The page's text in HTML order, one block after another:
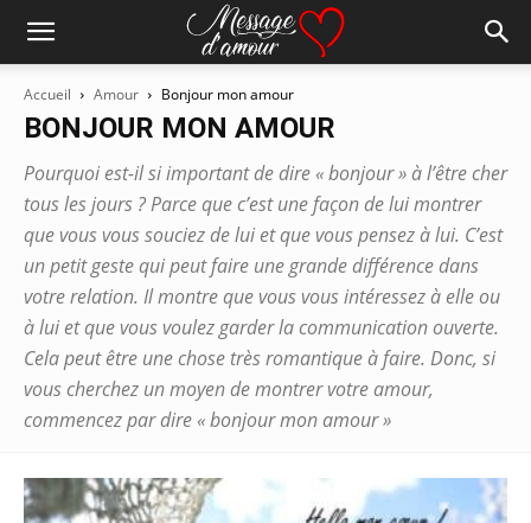
Accueil Amour Bonjour mon amour
BONJOUR MON AMOUR
Pourquoi est-il si important de dire « bonjour » à l’être cher
tous les jours ? Parce que c’est une façon de lui montrer
que vous vous souciez de lui et que vous pensez à lui. C’est
un petit geste qui peut faire une grande différence dans
votre relation. Il montre que vous vous intéressez à elle ou
à lui et que vous voulez garder la communication ouverte.
Cela peut être une chose très romantique à faire. Donc, si
vous cherchez un moyen de montrer votre amour,
commencez par dire « bonjour mon amour »